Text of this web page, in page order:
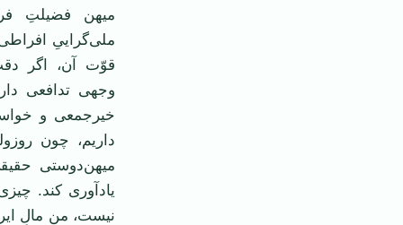
میهن فضیلتِ
ملی‌گراییِ
قوّت آن، اگر
وجهی تدافعی
خیرجمعی و
داریم، چون
میهن‌دوستی
یادآوری کند.
نیست، من مالِ